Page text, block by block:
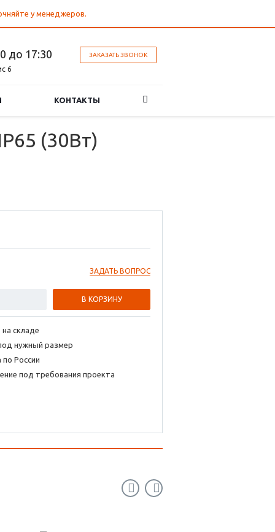
у менеджеров.
ЗАКАЗАТЬ ЗВОНОК
до 17:30
6
КОНТАКТЫ
(30Вт)
ЗАДАТЬ ВОПРОС
В КОРЗИНУ
на складе
нужный размер
по России
под требования проекта